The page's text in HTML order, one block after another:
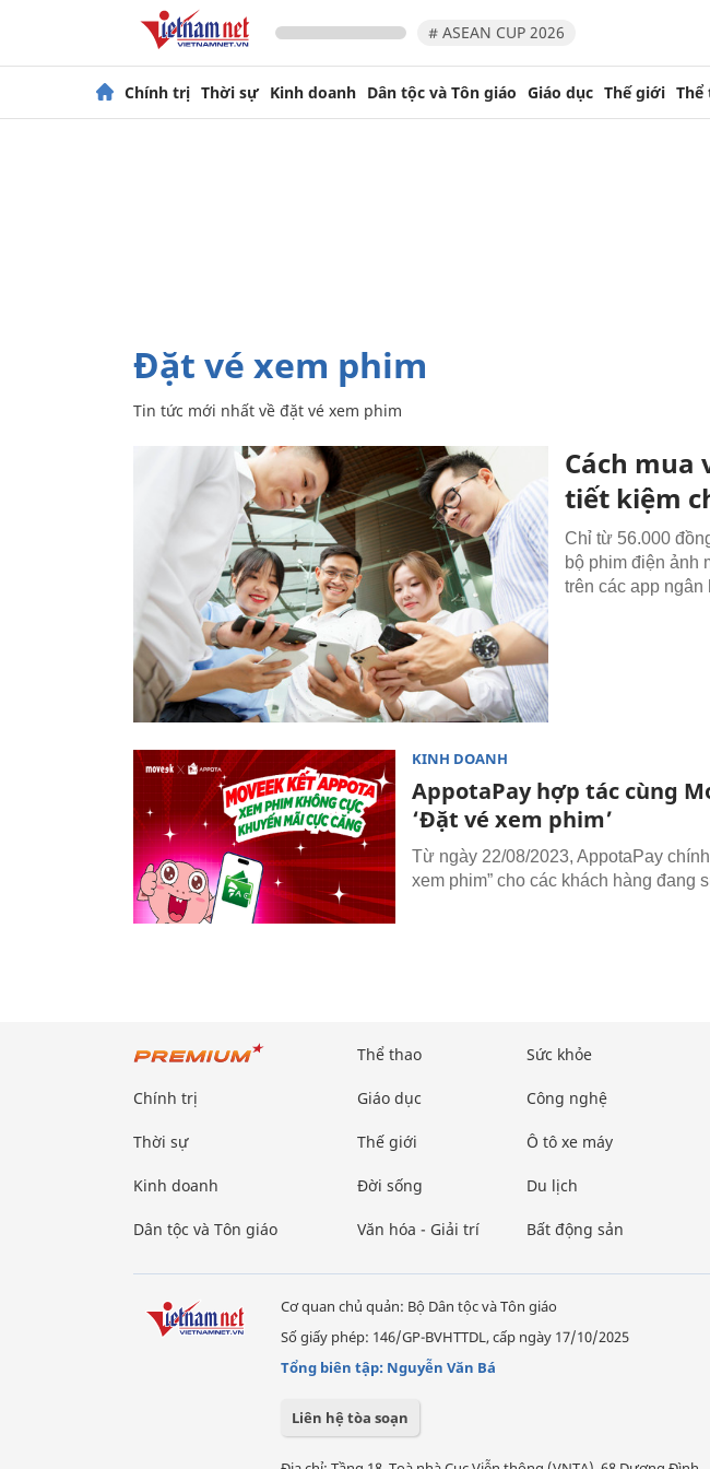
# ASEAN CUP 2026
Chính trị Thời sự Kinh doanh Dân tộc và Tôn giáo Giáo dục Thế giới Thể
đặt vé xem phim
Tin tức mới nhất về đặt vé xem phim
Cách mua
tiết kiệm
Chỉ từ 56.000
bộ phim điện ảnh
trên các app ngân
KINH DOANH
AppotaPay hợp tác cùng
‘Đặt vé xem phim’
Từ ngày 22/08/2023, AppotaPay
xem phim” cho các khách hàng đang
Chính trị
Thời sự
Kinh doanh
Dân tộc và Tôn giáo
Thể thao
Giáo dục
Thế giới
Đời sống
Văn hóa - Giải trí
Sức khỏe
Công nghệ
Ô tô xe máy
Du lịch
Bất động sản
Cơ quan chủ quản: Bộ Dân tộc và Tôn giáo
Số giấy phép: 146/GP-BVHTTDL, cấp ngày 17/10/2025
Tổng biên tập: Nguyễn Văn Bá
Liên hệ tòa soạn